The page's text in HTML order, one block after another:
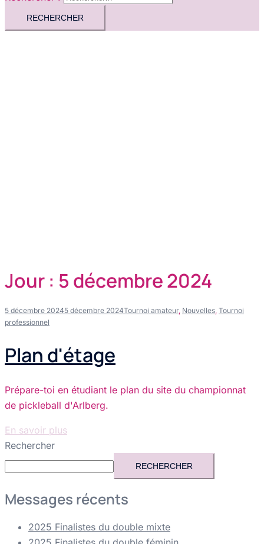
Jour : 5 décembre 2024
5 décembre 20245 décembre 2024Tournoi amateur Nouvelles Tournoi
professionnel
Plan d'étage
Prépare-toi en étudiant le plan du site du championnat
de pickleball d'Arlberg.
En savoir plus
Rechercher
RECHERCHER
Messages récents
2025 Finalistes du double mixte